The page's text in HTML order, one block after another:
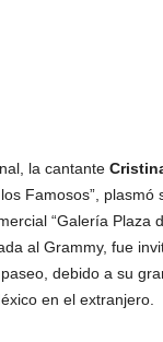
la cantante
Famosos”,
“Galería Plaza
al Grammy, fue
debido a su
en el extranjero.